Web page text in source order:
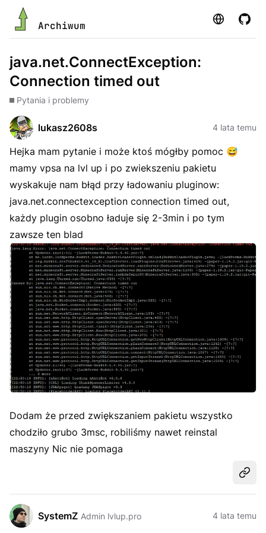
Archiwum Strona
java.net.ConnectException:
Connection timed out
Pytania i problemy
lukasz2608s 4 lata temu
Hejka mam pytanie i może ktoś mógłby pomoc 😅
mamy vpsa na lvl up i po zwiekszeniu pakietu
wyskakuje nam błąd przy ładowaniu pluginow:
java.net.connectexception connection timed out,
każdy plugin osobno ładuje się 2-3min i po tym
zawsze ten blad
Dodam że przed zwiększaniem pakietu wszystko
chodziło grubo 3msc, robiliśmy nawet reinstal
maszyny Nic nie pomaga
SystemZ Admin lvlup.pro 4 lata temu